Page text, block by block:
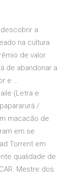
a
na cultura
de valor
de abandonar a
e …
(Letra e
/
macacão de
em se
Torrent em
qualidade de
Mestre dos